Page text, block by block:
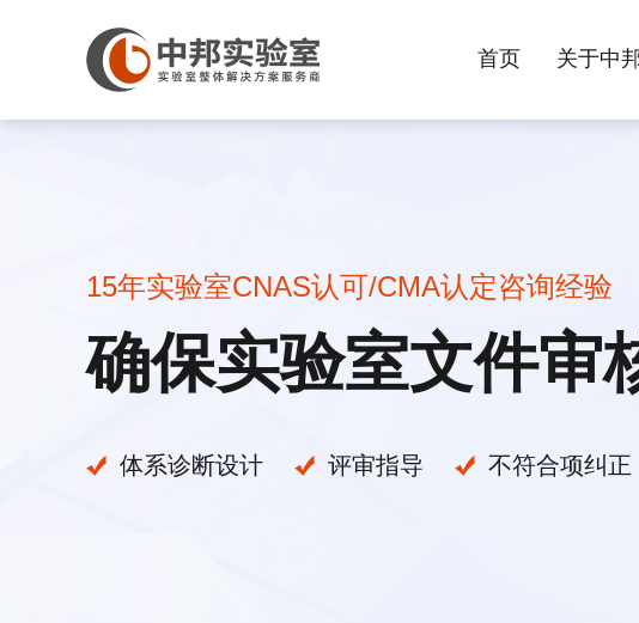
首页 关于中
15年实验室CNAS认可/CMA认定咨询经验
确保实验室文件审
体系诊断设计 评审指导 不符合项纠正